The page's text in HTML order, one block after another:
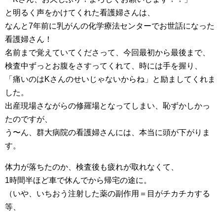
と明るく声をかけてくれた看護婦さんは、
なんと7年前に乳がんの化学療法センターでお世話になった
看護婦さん！
名前まで覚えていてくださって、今回最初から最後まで、
検査中ずっとお腹をさすってくれて、時には手を握り、
「痛いのはKさんのせいじゃないからね」と励ましてくれま
した。
出産現場さながらの修羅場となってしまい、恥ずかしかっ
たのですが、
う〜ん、群大病院の看護婦さんには、本当に頭が下がりま
す。
体力が落ちたのか、検査後も疲れが取れなくて、
1時間半ほど車で休んでから帰宅の途に。
（いや、いちおう注射した薬の副作用＝目がチカチカする
等、